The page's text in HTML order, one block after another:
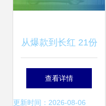
从爆款到长红 21份
种草带货营销策划
方案深度解析
查看详情
更新时间：2026-08-06